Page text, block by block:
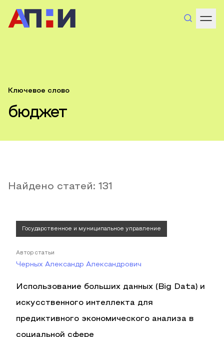
Ключевое слово
бюджет
Найдено статей: 131
Государственное и муниципальное управление
Автор статьи
Черных Александр Александрович
Использование больших данных (Big Data) и
искусственного интеллекта для
предиктивного экономического анализа в
социальной сфере